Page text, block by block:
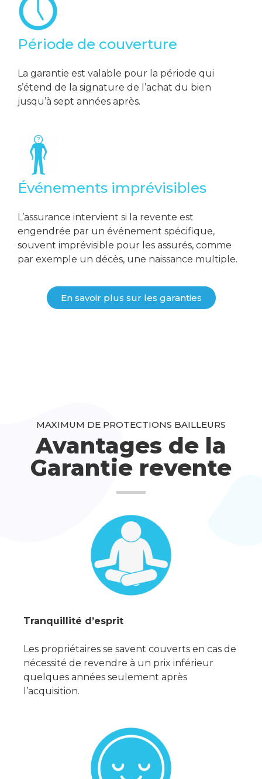
Période de couverture
La garantie est valable pour la période qui
s’étend de la signature de l’achat du bien
jusqu’à sept années après.
Événements imprévisibles
L’assurance intervient si la revente est
engendrée par un événement spécifique,
souvent imprévisible pour les assurés, comme
par exemple un décès, une naissance multiple.
En savoir plus sur les garanties
MAXIMUM DE PROTECTIONS BAILLEURS
Avantages de la
Garantie revente
Tranquillité d’esprit
Les propriétaires se savent couverts en cas de
nécessité de revendre à un prix inférieur
quelques années seulement après
l’acquisition.